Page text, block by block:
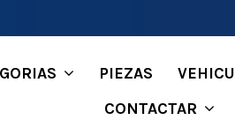
PIEZAS
CONTACTAR